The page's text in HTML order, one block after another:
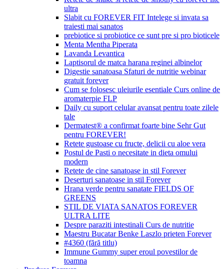
ultra
Slabit cu FOREVER FIT Intelege si invata sa
traiesti mai sanatos
prebiotice si probiotice ce sunt pre si pro bioticele
Menta Mentha Piperata
Lavanda Levantica
Laptisorul de matca harana reginei albinelor
Digestie sanatoasa Sfaturi de nutritie webinar
gratuit forever
Cum se folosesc uleiurile esentiale Curs online de
aromaterpie FLP
Daily cu suport celular avansat pentru toate zilele
tale
Dermatest® a confirmat foarte bine Sehr Gut
pentru FOREVER!
Retete gustoase cu fructe, delicii cu aloe vera
Postul de Pasti o necesitate in dieta omului
modern
Retete de cine sanatoase in stil Forever
Deserturi sanatoase in stil Forever
Hrana verde pentru sanatate FIELDS OF
GREENS
STIL DE VIATA SANATOS FOREVER
ULTRA LITE
Despre paraziti intestinali Curs de nutritie
Maestru Bucatar Benke Laszlo prieten Forever
#4360 (fără titlu)
Immune Gummy super eroul povestilor de
toamna